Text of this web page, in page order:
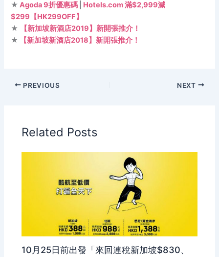
★Agoda 9折優惠碼
Hotels.com 滿$2,999減
$299【HK299OFF】
★
【新加坡新酒店2019】新開張推介！
★
【新加坡新酒店2018】新開張推介！
PREVIOUS NEXT
Related Posts
10月25日前出發「來回連稅新加坡$830、